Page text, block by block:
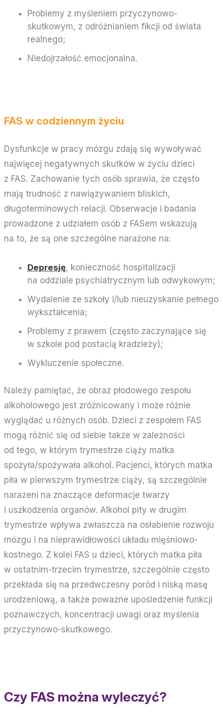
Problemy z myśleniem przyczynowo-
skutkowym, z odróżnianiem fikcji od świata
realnego;
Niedojrzałość emocjonalna.
FAS w codziennym życiu
Dysfunkcje w pracy mózgu zdają się wywoływać
najwięcej negatywnych skutków w życiu dzieci
z FAS. Zachowanie tych osób sprawia, że często
mają trudność z nawiązywaniem bliskich,
długoterminowych relacji. Obserwacje i badania
prowadzone z udziałem osób z FASem wskazują
na to, że są one szczególne narażone na:
Depresję, konieczność hospitalizacji
na oddziale psychiatrycznym lub odwykowym;
Wydalenie ze szkoły i/lub nieuzyskanie pełnego
wykształcenia;
Problemy z prawem (często zaczynające się
w szkole pod postacią kradzieży);
Wykluczenie społeczne.
Należy pamiętać, że obraz płodowego zespołu
alkoholowego jest zróżnicowany i może różnie
wyglądać u różnych osób. Dzieci z zespołem FAS
mogą różnić się od siebie także w zależności
od tego, w którym trymestrze ciąży matka
spożyła/spożywała alkohol. Pacjenci, których matka
piła w pierwszym trymestrze ciąży, są szczególnie
narażeni na znaczące deformacje twarzy
i uszkodzenia organów. Alkohol pity w drugim
trymestrze wpływa zwłaszcza na osłabienie rozwoju
mózgu i na nieprawidłowości układu mięśniowo-
kostnego. Z kolei FAS u dzieci, których matka piła
w ostatnim-trzecim trymestrze, szczególnie często
przekłada się na przedwczesny poród i niską masę
urodzeniową, a także poważne upośledzenie funkcji
poznawczych, koncentracji uwagi oraz myślenia
przyczynowo-skutkowego.
Czy FAS można wyleczyć?